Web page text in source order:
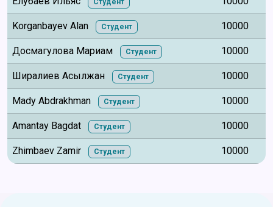
Студент
Korganbayev Alan Студент 10000
Досмагулова Мариам Студент 10000
Ширалиев Асылжан Студент 10000
Mady Abdrakhman Студент 10000
Amantay Bagdat Студент 10000
Zhimbaev Zamir Студент 10000